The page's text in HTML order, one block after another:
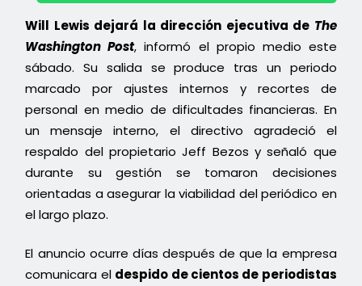
Will Lewis dejará la dirección ejecutiva de The
Washington Post, informó el propio medio este
sábado. Su salida se produce tras un periodo
marcado por ajustes internos y recortes de
personal en medio de dificultades financieras. En
un mensaje interno, el directivo agradeció el
respaldo del propietario Jeff Bezos y señaló que
durante su gestión se tomaron decisiones
orientadas a asegurar la viabilidad del periódico en
el largo plazo.
El anuncio ocurre días después de que la empresa
comunicara el despido de cientos de periodistas